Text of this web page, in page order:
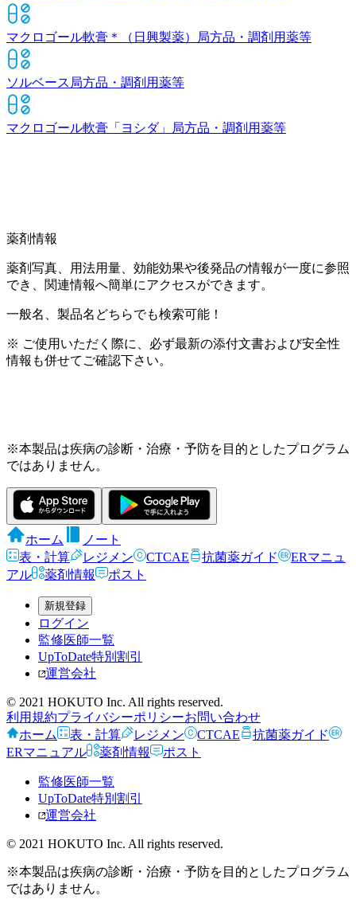
マクロゴール軟膏＊（日興製薬） 局方品・調剤用薬等
ソルベース 局方品・調剤用薬等
マクロゴール軟膏「ヨシダ」 局方品・調剤用薬等
薬剤情報
薬剤写真、用法用量、効能効果や後発品の情報が一度に参照
でき、関連情報へ簡単にアクセスができます。
一般名、製品名どちらでも検索可能！
※ ご使用いただく際に、必ず最新の添付文書および安全性
情報も併せてご確認下さい。
※本製品は疾病の診断・治療・予防を目的としたプログラム
ではありません。
ホーム
ノート
表・計算
レジメン CTCAE 抗菌薬ガイド
ERマニュ
アル
薬剤情報 ポスト
新規登録
ログイン
監修医師一覧
UpToDate特別割引
運営会社
© 2021 HOKUTO Inc. All rights reserved.
利用規約プライバシーポリシーお問い合わせ
ホーム
表・計算 レジメン CTCAE
抗菌薬ガイド
ERマニュアル
薬剤情報 ポスト
監修医師一覧
UpToDate特別割引
運営会社
© 2021 HOKUTO Inc. All rights reserved.
※本製品は疾病の診断・治療・予防を目的としたプログラム
ではありません。